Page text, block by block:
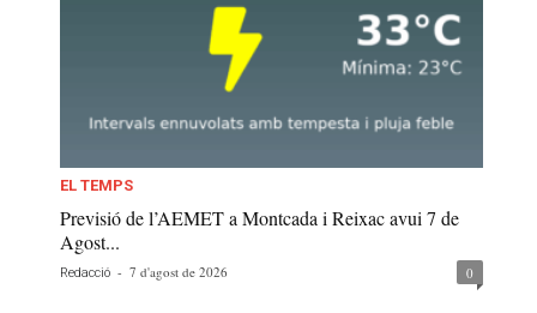
EL TEMPS
Previsió de l’AEMET a Montcada i Reixac avui 7 de
Agost...
Redacció - 7 d'agost de 2026 0